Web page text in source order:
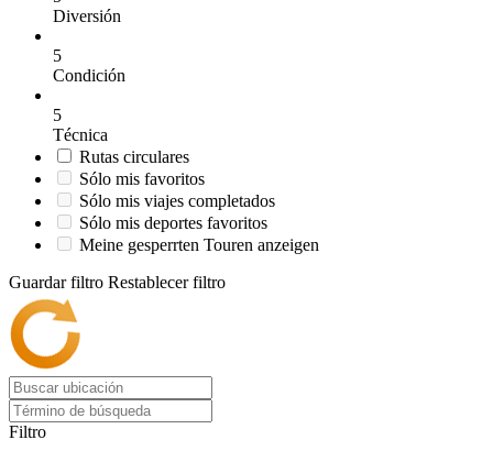
Diversión
5
Condición
5
Técnica
Rutas circulares
Sólo mis favoritos
Sólo mis viajes completados
Sólo mis deportes favoritos
Meine gesperrten Touren anzeigen
Guardar filtro Restablecer filtro
Filtro